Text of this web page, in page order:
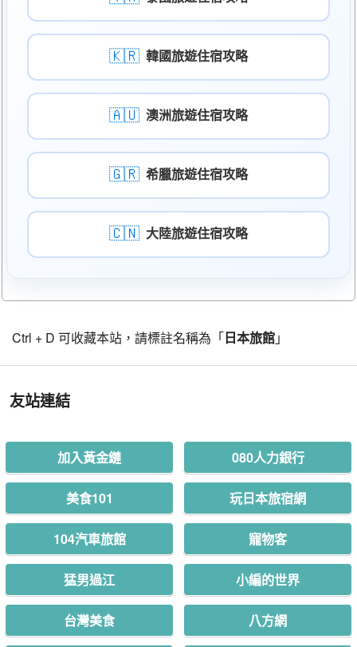
🇰🇷 韓國旅遊住宿攻略
🇦🇺 澳洲旅遊住宿攻略
🇬🇷 希臘旅遊住宿攻略
🇨🇳 大陸旅遊住宿攻略
Ctrl + D 可收藏本站，請標註名稱為「日本旅館」
友站連結
加入黃金鏈 080人力銀行
美食101 玩日本旅宿網
104汽車旅館 寵物客
猛男過江 小編的世界
台灣美食 八方網